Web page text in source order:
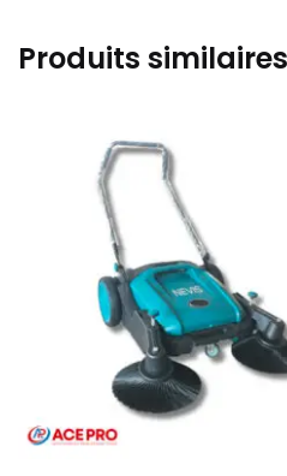
Produits similaires